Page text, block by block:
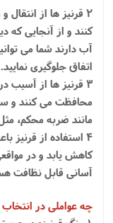
2 قرنیز ها از
کنند و از آنجایی
آب دارند شما می
اتفاق جلوگیری نمایید.
3 قرنیز ها از آسیب
محافظت می کنند و
مانند ضربه محکم،
4 استفاده از
کاهش یابد و در
آسانی قابل نظافت
چه عواملی در